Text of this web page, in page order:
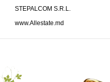
STEPALCOM S.R.L.
www.Allestate.md